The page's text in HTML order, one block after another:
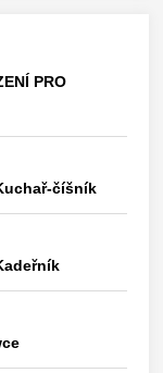
PRO
číšník